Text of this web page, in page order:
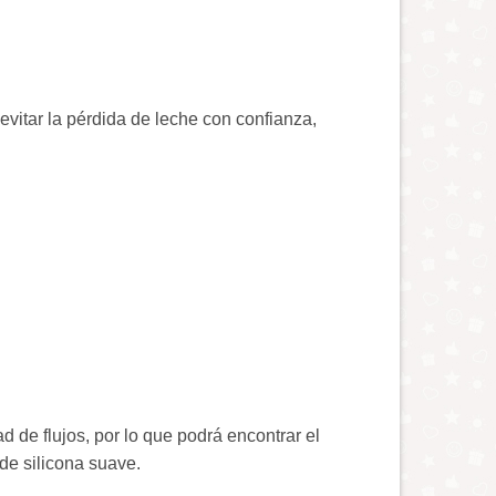
la pérdida de leche con confianza,
de flujos, por lo que podrá encontrar el
silicona suave.